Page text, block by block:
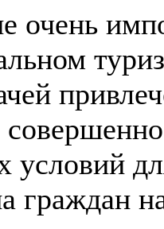
очень
условий
граждан